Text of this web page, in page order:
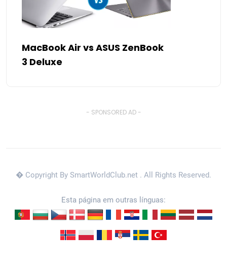
MacBook Air vs ASUS ZenBook
3 Deluxe
- SPONSORED AD -
� Copyright By SmartWorldClub.net . All Rights Reserved.
Esta página em outras línguas: